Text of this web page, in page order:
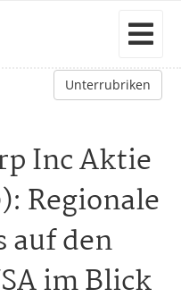
Unterrubriken
Inc Aktie
Regionale
auf den
im Blick